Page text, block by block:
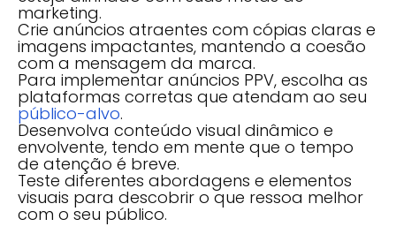
marketing.
Crie anúncios atraentes com cópias claras e
imagens impactantes, mantendo a coesão
com a mensagem da marca.
Para implementar anúncios PPV, escolha as
plataformas corretas que atendam ao seu
público-alvo.
Desenvolva conteúdo visual dinâmico e
envolvente, tendo em mente que o tempo
de atenção é breve.
Teste diferentes abordagens e elementos
visuais para descobrir o que ressoa melhor
com o seu público.